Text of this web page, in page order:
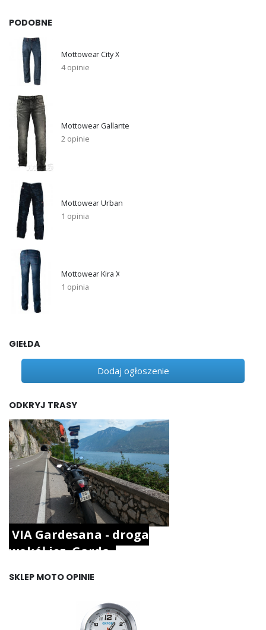
PODOBNE
Mottowear City X
4 opinie
Mottowear Gallante
2 opinie
Mottowear Urban
1 opinia
Mottowear Kira X
1 opinia
GIEŁDA
Dodaj ogłoszenie
ODKRYJ TRASY
VIA Gardesana - droga
wokół jez. Garda.
SKLEP MOTO OPINIE